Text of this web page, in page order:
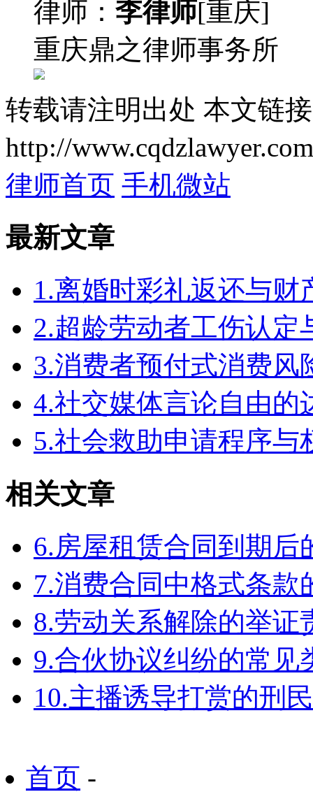
律师： 李律师[重庆]
重庆鼎之律师事务所
转载请注明出处 本文链
http://
律师首页 手机微站
最新文章
1.离婚时彩礼返还与财
2.超龄劳动者工伤认定
3.消费者预付式消费风
4.社交媒体言论自由
5.社会救助申请程序与
相关文章
6.房屋租赁合同到期后
7.消费合同中格式条款
8.劳动关系解除的举证
9.合伙协议纠纷的常见
10.主播诱导打赏的刑
首页 -